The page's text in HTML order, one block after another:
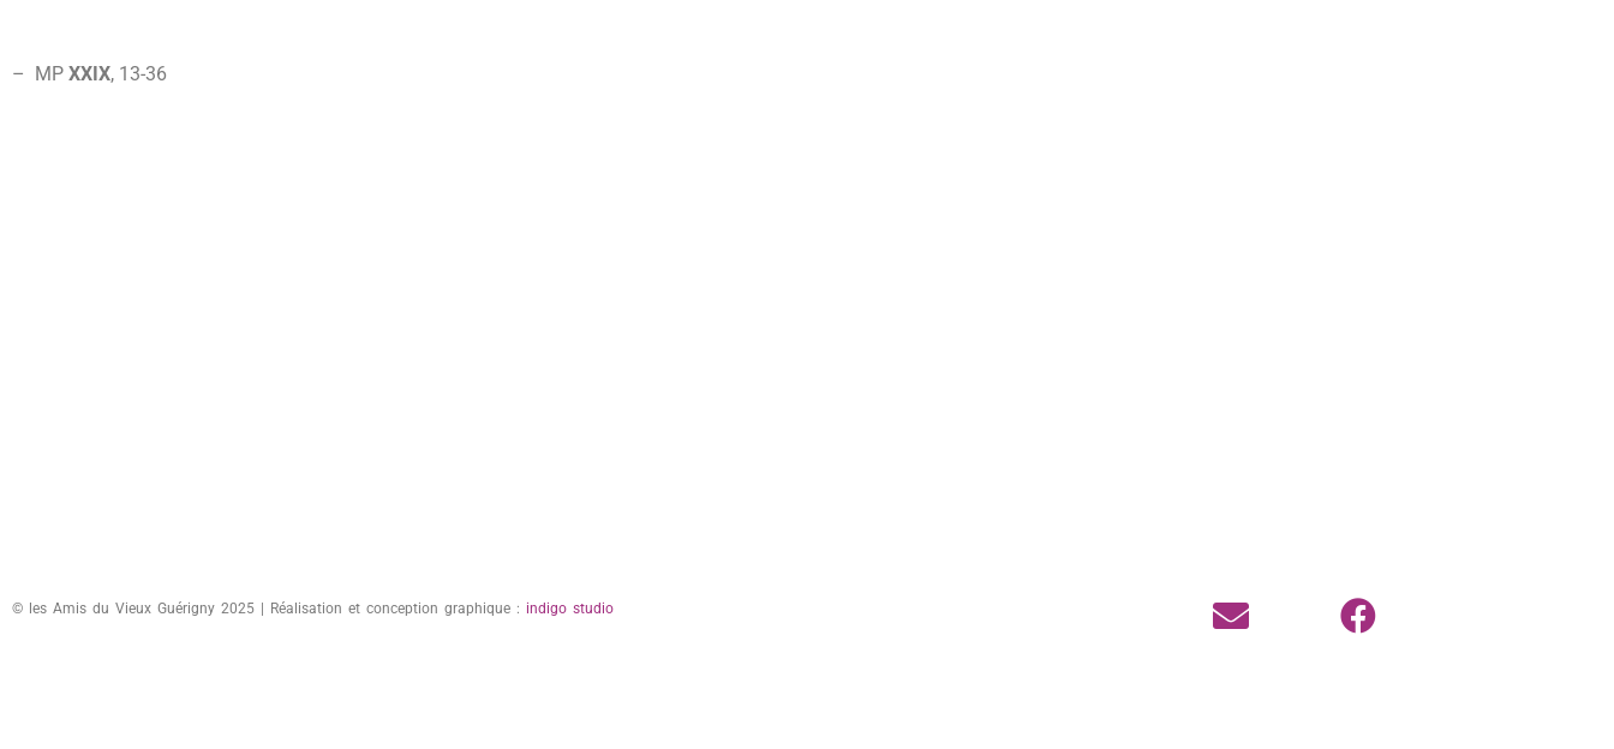
– MP XXIX, 13-36
© les Amis du Vieux Guérigny 2025 | Réalisation et conception graphique : indigo studio